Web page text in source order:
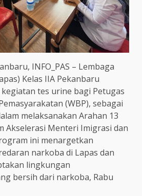
INFO_PAS – Lembaga
Kelas IIA Pekanbaru
tes urine bagi Petugas
(WBP), sebagai
melaksanakan Arahan 13
Akselerasi Menteri Imigrasi dan
ini menargetkan
narkoba di Lapas dan
lingkungan
bersih dari narkoba, Rabu